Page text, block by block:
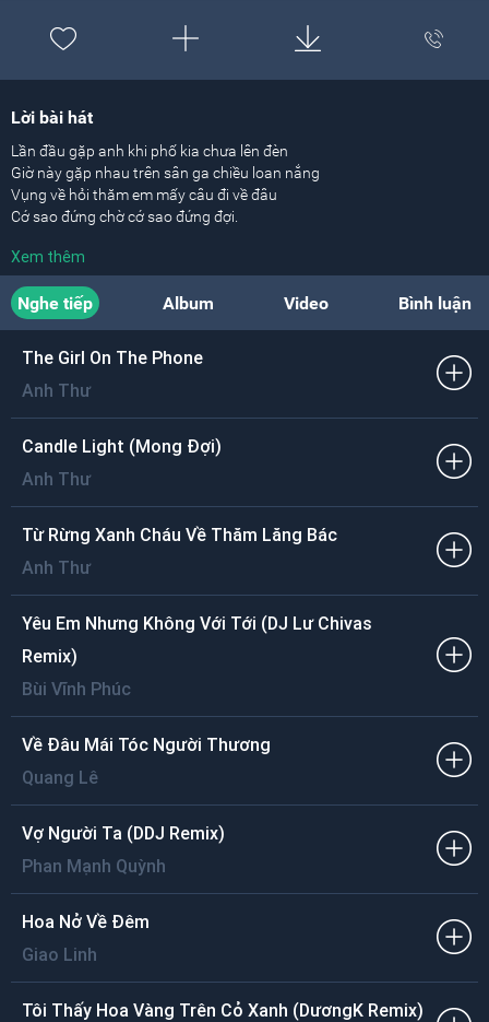
Lời bài hát
Lần đầu gặp anh khi phố kia chưa lên đèn
Giờ này gặp nhau trên sân ga chiều loan nắng
Vụng về hỏi thăm em mấy câu đi về đâu
Cớ sao đứng chờ cớ sao đứng đợi.
Đường tàu mùa xuân ai biết em đang mong chờ
Chợt buồn chợt vui anh biết đâu em hờn dỗi
[ĐK:]
Trên sân ga chiều người đông nhưng ai cũng lạ
Chuyện gần chuyện xa mới hay em từ giã
Em trách con tàu sao nỡ vô tình rời sân ga.
Dù rằng thời gian không cho ta nhiều lưu luyến
Chuyện về tình yêu như sắc hoa mang màu nhớ
Dẫu cho hững hờ, ước mơ vẫn chờ.
Người chờ người đi ai không thương mà không nhớ
Trời càng về khuya đêm hắt hiu sương lạnh giá
Xem thêm
Nghe tiếp Album Video Bình luận
The Girl On The Phone
Anh Thư
Candle Light (Mong Đợi)
Anh Thư
Từ Rừng Xanh Cháu Về Thăm Lăng Bác
Anh Thư
Yêu Em Nhưng Không Với Tới (DJ Lư Chivas
Remix)
Bùi Vĩnh Phúc
Về Đâu Mái Tóc Người Thương
Quang Lê
Vợ Người Ta (DDJ Remix)
Phan Mạnh Quỳnh
Hoa Nở Về Đêm
Giao Linh
Tôi Thấy Hoa Vàng Trên Cỏ Xanh (DươngK Remix)